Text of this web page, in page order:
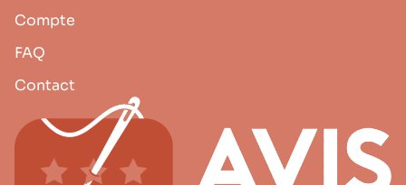
Compte
FAQ
Contact